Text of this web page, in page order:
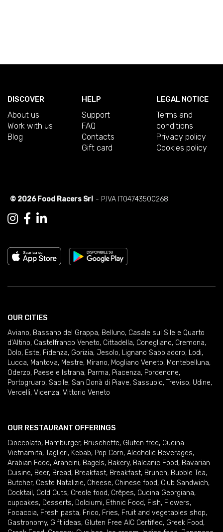
DISCOVER
About us
Work with us
Blog
HELP
Support
FAQ
Contacts
Gift card
LEGAL NOTICE
Terms and
conditions
Privacy policy
Cookies policy
© 2026 Food Racers Srl - P.IVA IT04743500268
OUR CITIES
Aviano, Bassano del Grappa, Belluno, Casale sul Sile e Quarto
d'Altino, Castelfranco Veneto, Cittadella, Conegliano, Cremona,
Dolo, Este, Fidenza, Gorizia, Jesolo, Lignano Sabbiadoro, Lodi,
Lucca, Mantova, Mestre, Mirano, Mogliano Veneto, Montebelluna,
Oderzo, Paese e Istrana, Parma, Piacenza, Pordenone,
Portogruaro, Sacile, San Donà di Piave, Sassuolo, Treviso, Udine,
Vercelli, Vicenza, Vittorio Veneto
OUR RESTAURANT OFFERINGS
Cioccolato, Hamburger, Bruschette, Gluten free, Cucina
Vietnamita, Taglieri, Kebab, Pop Corn, Alcoholic Beverages,
Arabian Food, Arancini, Bagels, Bakery, Balcanic Food, Bavarian
Cuisine, Beer, Bread, Breakfast, Breakfast, Brunch, Bubble Tea,
Butcher, Ceste Natalizie, Cheese, Chinese food, Club Sandwich,
Cocktail , Cold Cuts, Creole food, Crêpes, Cucina Georgiana,
cupcakes, Desserts, Dolciumi, Ethnic Food, Fish, Flowers,
Focaccia, Fresh pasta, Frico, Fries, Fruit and vegetables shop,
Gastronomy, Gift ideas, Gluten Free AIC Certified, Greek Food,